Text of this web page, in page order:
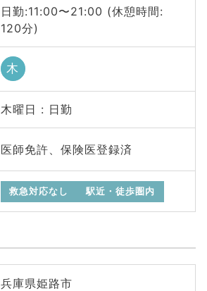
日勤:11:00〜21:00 (休憩時間:
120分)
木
木曜日 : 日勤
医師免許、保険医登録済
救急対応なし 駅近・徒歩圏内
兵庫県姫路市